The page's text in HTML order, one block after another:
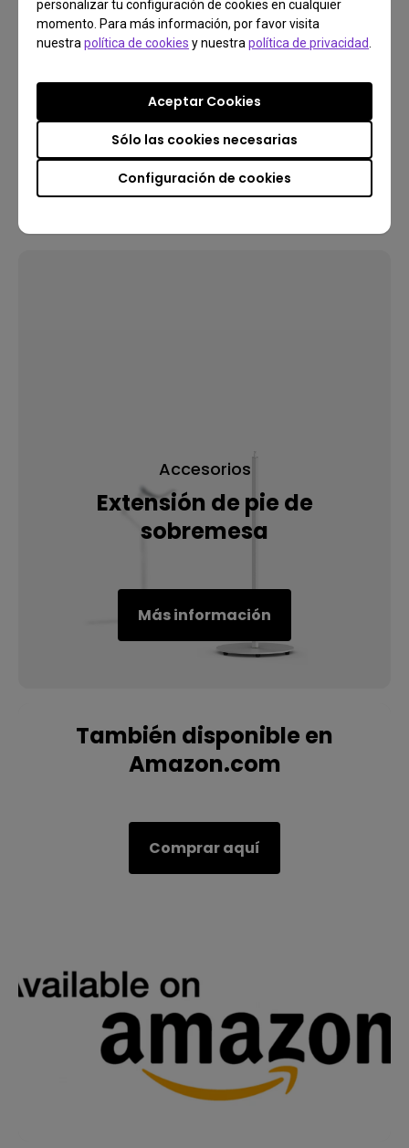
personalizar tu configuración de cookies en cualquier
momento. Para más información, por favor visita
nuestra política de cookies y nuestra política de privacidad
Configuración de cookies
Sólo las cookies necesarias
Aceptar Cookies
Accesorios
Extensión de pie de
sobremesa
Más información
También disponible en
Amazon.com
Comprar aquí